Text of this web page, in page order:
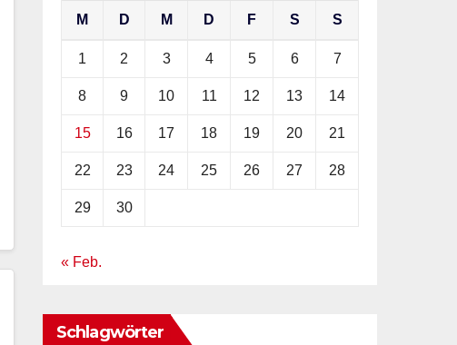
M D M D F S S
1 2 3 4 5 6 7
8 9 10 11 12 13 14
15 16 17 18 19 20 21
22 23 24 25 26 27 28
29 30
« Feb.
Schlagwörter